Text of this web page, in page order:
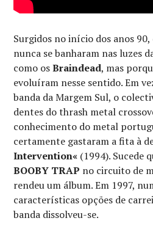
Surgidos no início dos anos
nunca se banharam nas luzes
como osBraindead, mas
evoluíram nesse sentido. Em
banda da Margem Sul, o
dentes do thrash metal
conhecimento do metal
certamente gastaram a fita à
Intervention« (1994). Sucede
BOOBY TRAP no circuito de
rendeu um álbum. Em 1997,
características opções de
banda dissolveu-se.